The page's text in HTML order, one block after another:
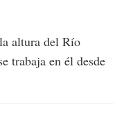
altura del Río
trabaja en él desde